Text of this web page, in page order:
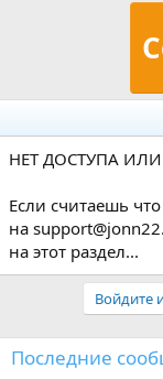
НЕТ ДОСТУПА
Если считаешь
на
на этот раздел...
Войдите
Последние